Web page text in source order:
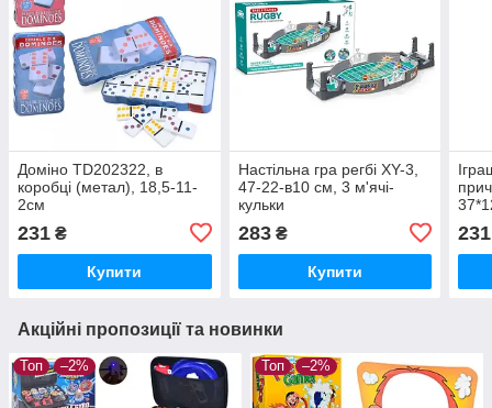
Доміно TD202322, в
коробці (метал), 18,5-11-
2см
231 ₴
Купити
Настільна гра регбі XY-3,
47-22-в10 см, 3 м'ячі-
кульки
283₴
Купити
231
Акційні пропозиції та новинки
Топ –2% Топ –2%